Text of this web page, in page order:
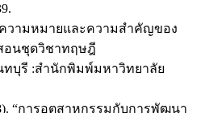
ความหมายและความสำคัญของ
อนชุดวิชาทฤษฎี
บุรี :สำนักพิมพ์มหาวิทยาลัย
“การอุตสาหกรรมกับการพัฒนา